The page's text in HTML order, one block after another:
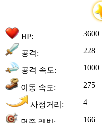
HP: 3600
공격: 228
공격 속도: 1000
이동 속도: 275
사정거리: 4
166